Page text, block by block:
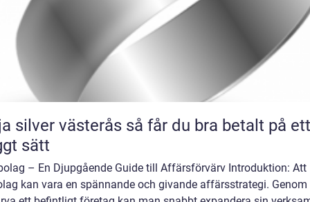
västerås så får du bra betalt på ett
sätt
– En Djupgående Guide till Affärsförvärv Introduktion: Att
kan vara en spännande och givande affärsstrategi.